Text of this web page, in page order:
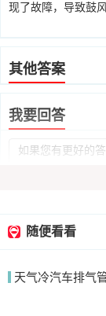
现了故障，导致鼓
其他答案
我要回答
提交
随便看看
天气冷汽车排气